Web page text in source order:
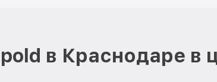
в Краснодаре в